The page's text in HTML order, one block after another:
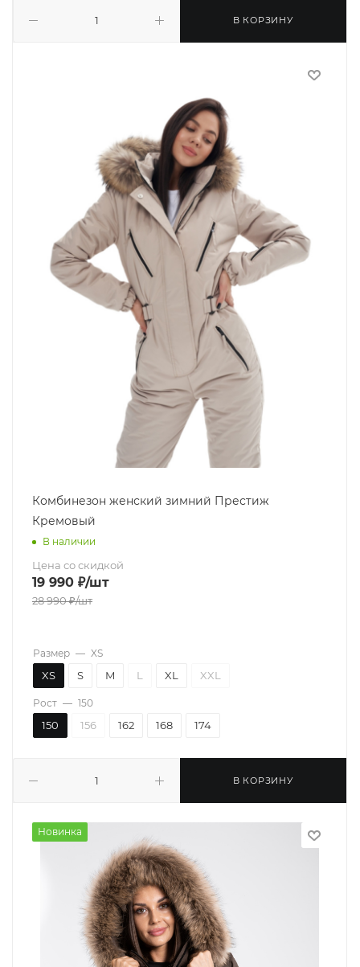
В КОРЗИНУ
Комбинезон женский зимний Престиж
Кремовый
В наличии
Цена со скидкой
19 990 ₽/шт
28 990₽/шт
В КОРЗИНУ
Размер — XS
XS S M L XL XXL
Рост — 150
150 156 162 168 174
Новинка